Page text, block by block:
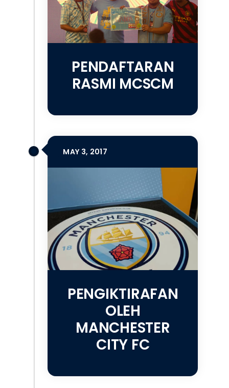
PENDAFTARAN
RASMI MCSCM
MAY 3, 2017
PENGIKTIRAFAN
OLEH
MANCHESTER
CITY FC